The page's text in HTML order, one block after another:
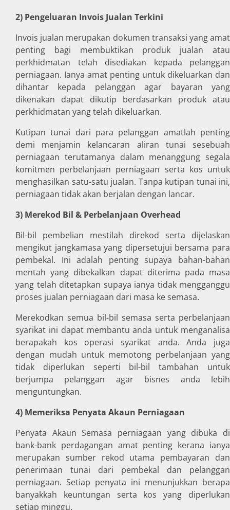
2) Pengeluaran Invois Jualan Terkini
Invois jualan merupakan dokumen transaksi yang amat
penting bagi membuktikan produk jualan atau
perkhidmatan telah disediakan kepada pelanggan
perniagaan. Ianya amat penting untuk dikeluarkan dan
dihantar kepada pelanggan agar bayaran yang
dikenakan dapat dikutip berdasarkan produk atau
perkhidmatan yang telah dikeluarkan.
Kutipan tunai dari para pelanggan amatlah penting
demi menjamin kelancaran aliran tunai sesebuah
perniagaan terutamanya dalam menanggung segala
komitmen perbelanjaan perniagaan serta kos untuk
menghasilkan satu-satu jualan. Tanpa kutipan tunai ini,
perniagaan tidak akan berjalan dengan lancar.
3) Merekod Bil & Perbelanjaan Overhead
Bil-bil pembelian mestilah direkod serta dijelaskan
mengikut jangkamasa yang dipersetujui bersama para
pembekal. Ini adalah penting supaya bahan-bahan
mentah yang dibekalkan dapat diterima pada masa
yang telah ditetapkan supaya ianya tidak mengganggu
proses jualan perniagaan dari masa ke semasa.
Merekodkan semua bil-bil semasa serta perbelanjaan
syarikat ini dapat membantu anda untuk menganalisa
berapakah kos operasi syarikat anda. Anda juga
dengan mudah untuk memotong perbelanjaan yang
tidak diperlukan seperti bil-bil tambahan untuk
berjumpa pelanggan agar bisnes anda lebih
menguntungkan.
4) Memeriksa Penyata Akaun Perniagaan
Penyata Akaun Semasa perniagaan yang dibuka di
bank-bank perdagangan amat penting kerana ianya
merupakan sumber rekod utama pembayaran dan
penerimaan tunai dari pembekal dan pelanggan
perniagaan. Setiap penyata ini menunjukkan berapa
banyakkah keuntungan serta kos yang diperlukan
setiap minggu.